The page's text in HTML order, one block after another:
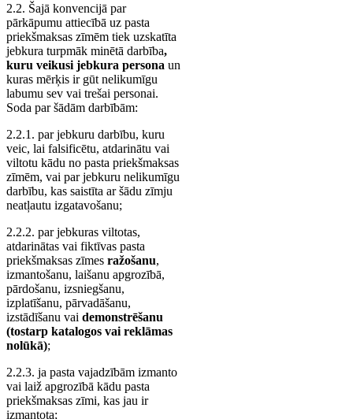
2.2. Šajā konvencijā par
pārkāpumu attiecībā uz pasta
priekšmaksas zīmēm tiek uzskatīta
jebkura turpmāk minētā darbība,
kuru veikusi jebkura persona un
kuras mērķis ir gūt nelikumīgu
labumu sev vai trešai personai.
Soda par šādām darbībām:
2.2.1. par jebkuru darbību, kuru
veic, lai falsificētu, atdarinātu vai
viltotu kādu no pasta priekšmaksas
zīmēm, vai par jebkuru nelikumīgu
darbību, kas saistīta ar šādu zīmju
neatļautu izgatavošanu;
2.2.2. par jebkuras viltotas,
atdarinātas vai fiktīvas pasta
priekšmaksas zīmes ražošanu,
izmantošanu, laišanu apgrozībā,
pārdošanu, izsniegšanu,
izplatīšanu, pārvadāšanu,
izstādīšanu vai demonstrēšanu
(tostarp katalogos vai reklāmas
nolūkā);
2.2.3. ja pasta vajadzībām izmanto
vai laiž apgrozībā kādu pasta
priekšmaksas zīmi, kas jau ir
izmantota;